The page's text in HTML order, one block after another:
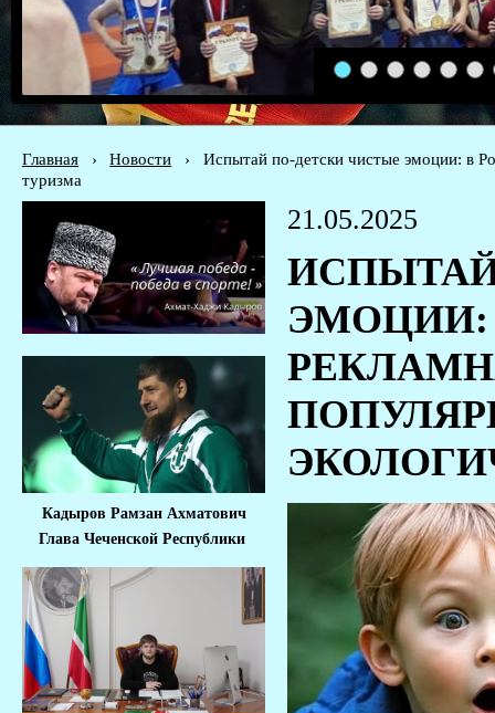
1 2 3 4 5 6
Главная › Новости ›
Испытай по-детски чистые эмоции: в
туризма
Кадыров Рамзан Ахматович
Глава Чеченской Республики
21.05.2025
ЭМОЦИИ: